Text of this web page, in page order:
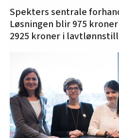
Spekters sentrale
Løsningen blir 975
2925 kroner i